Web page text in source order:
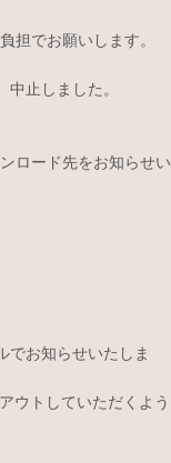
担でお願いします。
止しました。
ロード先をお知らせい
でお知らせいたしま
ウトしていただくよう